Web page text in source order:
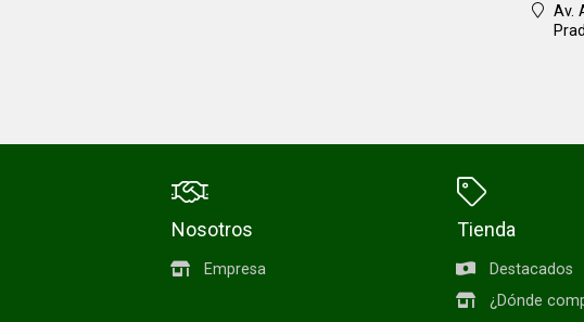
Av.
Nosotros
Empresa
Tienda
Destacados
¿Dónde